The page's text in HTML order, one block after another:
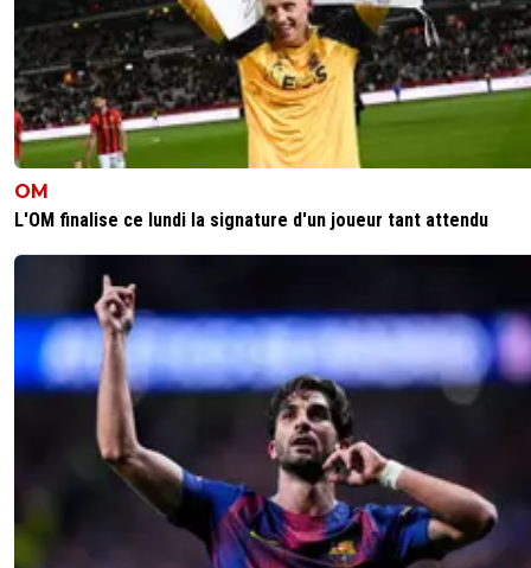
OM
L'OM finalise ce lundi la signature d'un joueur tant attendu